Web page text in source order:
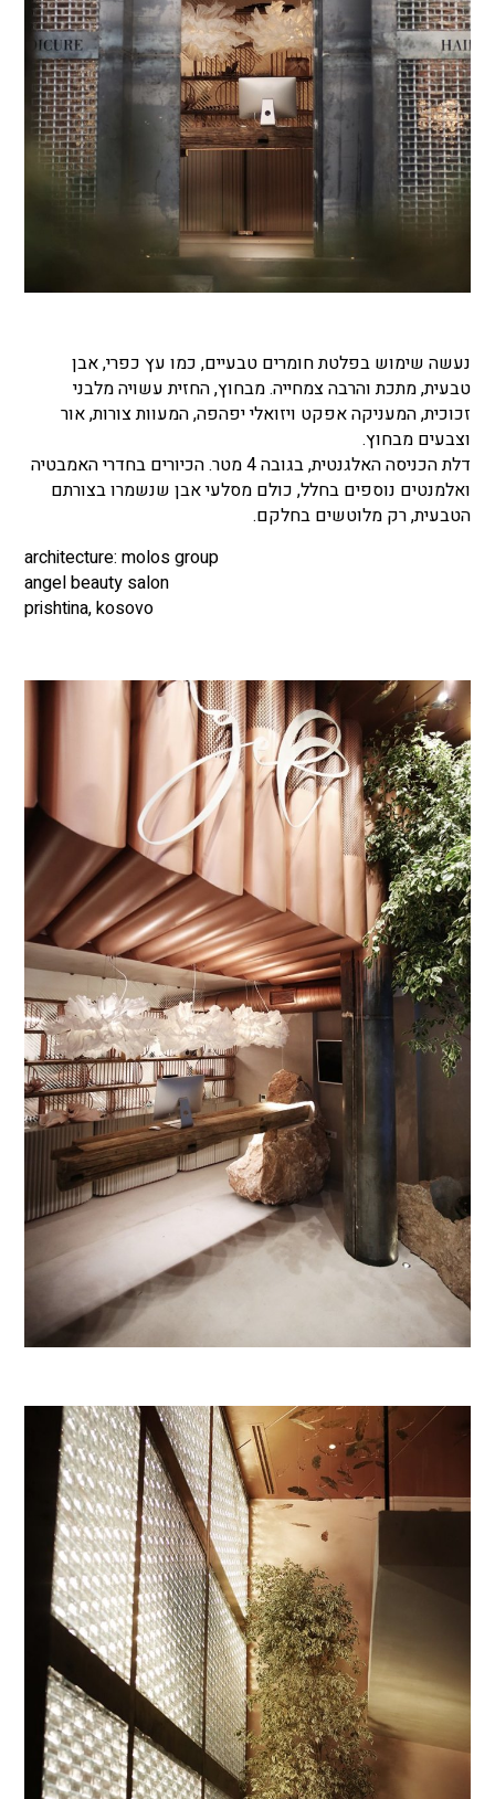
נעשה שימוש בפלטת חומרים טבעיים, כמו עץ כפרי, אבן
טבעית, מתכת והרבה צמחייה. מבחוץ, החזית עשויה מלבני
זכוכית, המעניקה אפקט ויזואלי יפהפה, המעוות צורות, אור
וצבעים מבחוץ.
דלת הכניסה האלגנטית, בגובה 4 מטר. הכיורים בחדרי האמבטיה
ואלמנטים נוספים בחלל, כולם מסלעי אבן שנשמרו בצורתם
הטבעית, רק מלוטשים בחלקם.
architecture: molos group
angel beauty salon
prishtina, kosovo